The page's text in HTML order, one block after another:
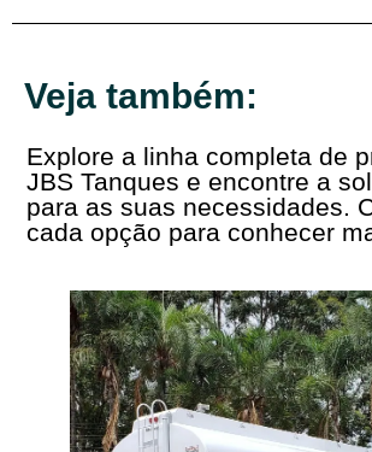
Veja também:
Explore a linha completa de
JBS Tanques e encontre a
para as suas necessidades.
cada opção para conhecer